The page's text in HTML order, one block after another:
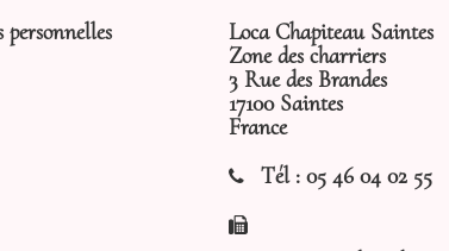
Loca Chapiteau Saintes
Zone des charriers
3 Rue des Brandes
17100 Saintes
France
Tél : 05 46 04 02 55